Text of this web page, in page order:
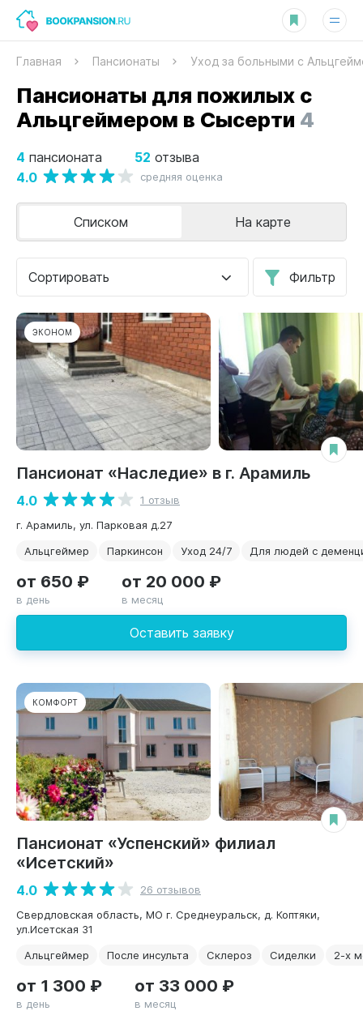
Главная Пансионаты Уход за больными с
Пансионаты для пожилых с
Альцгеймером в Сысерти 4
4 пансионата 52 отзыва
4.0 средняя оценка
Сортировать Фильтр
Списком На карте
ЭКОНОМ
Пансионат «Наследие» в г. Арамиль
4.0
1 отзыв
г. Арамиль, ул. Парковая д.27
Альцгеймер
Паркинсон Уход 24/7 Для людей с
Оставить заявку
от 650 ₽
в день
от 20 000 ₽
в месяц
КОМФОРТ
Пансионат «Успенский» филиал
«Исетский»
4.0
26 отзывов
Свердловская область, МО г. Среднеуральск, д. Коптяки,
ул.Исетская 31
Альцгеймер
После инсульта Склероз Сиделки 2-х
от 1 300 ₽
в день
от 33 000 ₽
в месяц